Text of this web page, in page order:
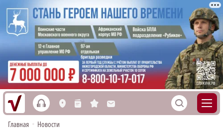
h L n s M S
Главная • Новости